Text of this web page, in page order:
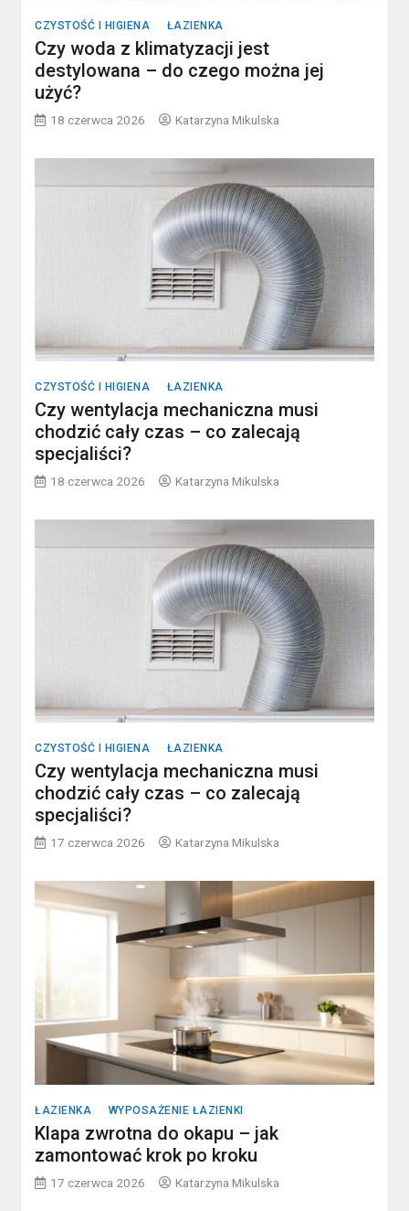
CZYSTOŚĆ I HIGIENA ŁAZIENKA
Czy woda z klimatyzacji jest
destylowana – do czego można jej
użyć?
18 czerwca 2026 Katarzyna Mikulska
CZYSTOŚĆ I HIGIENA ŁAZIENKA
Czy wentylacja mechaniczna musi
chodzić cały czas – co zalecają
specjaliści?
18 czerwca 2026 Katarzyna Mikulska
CZYSTOŚĆ I HIGIENA ŁAZIENKA
Czy wentylacja mechaniczna musi
chodzić cały czas – co zalecają
specjaliści?
17 czerwca 2026 Katarzyna Mikulska
ŁAZIENKA WYPOSAŻENIE ŁAZIENKI
Klapa zwrotna do okapu – jak
zamontować krok po kroku
17 czerwca 2026 Katarzyna Mikulska